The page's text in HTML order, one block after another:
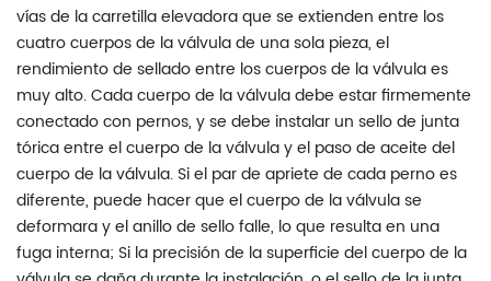
vías de la carretilla elevadora que se extienden entre los
cuatro cuerpos de la válvula de una sola pieza, el
rendimiento de sellado entre los cuerpos de la válvula es
muy alto. Cada cuerpo de la válvula debe estar firmemente
conectado con pernos, y se debe instalar un sello de junta
tórica entre el cuerpo de la válvula y el paso de aceite del
cuerpo de la válvula. Si el par de apriete de cada perno es
diferente, puede hacer que el cuerpo de la válvula se
deformara y el anillo de sello falle, lo que resulta en una
fuga interna; Si la precisión de la superficie del cuerpo de la